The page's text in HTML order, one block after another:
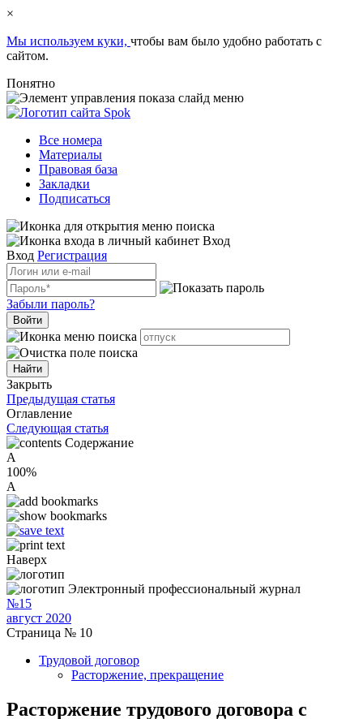
×
Мы используем куки, чтобы вам было удобно работать с
сайтом.
Понятно
Все номера
Материалы
Правовая база
Закладки
Подписаться
Вход
Вход Регистрация
Забыли пароль?
Войти
Закрыть
Предыдущая статья
Оглавление
Следующая статья
Содержание
A
100%
A
Наверх
Электронный профессиональный журнал
№15
август 2020
Страница № 10
Трудовой договор
Расторжение, прекращение
Расторжение трудового договора с